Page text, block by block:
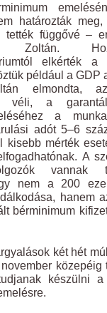
határozták
tették függővé –
Zoltán.
elkérték a
például a GDP
elmondta, az
véli, a
a
adót 5–6
kisebb mérték
A
vannak
nem a 200
hanem
bérminimum
két hét
közepéig
készülni